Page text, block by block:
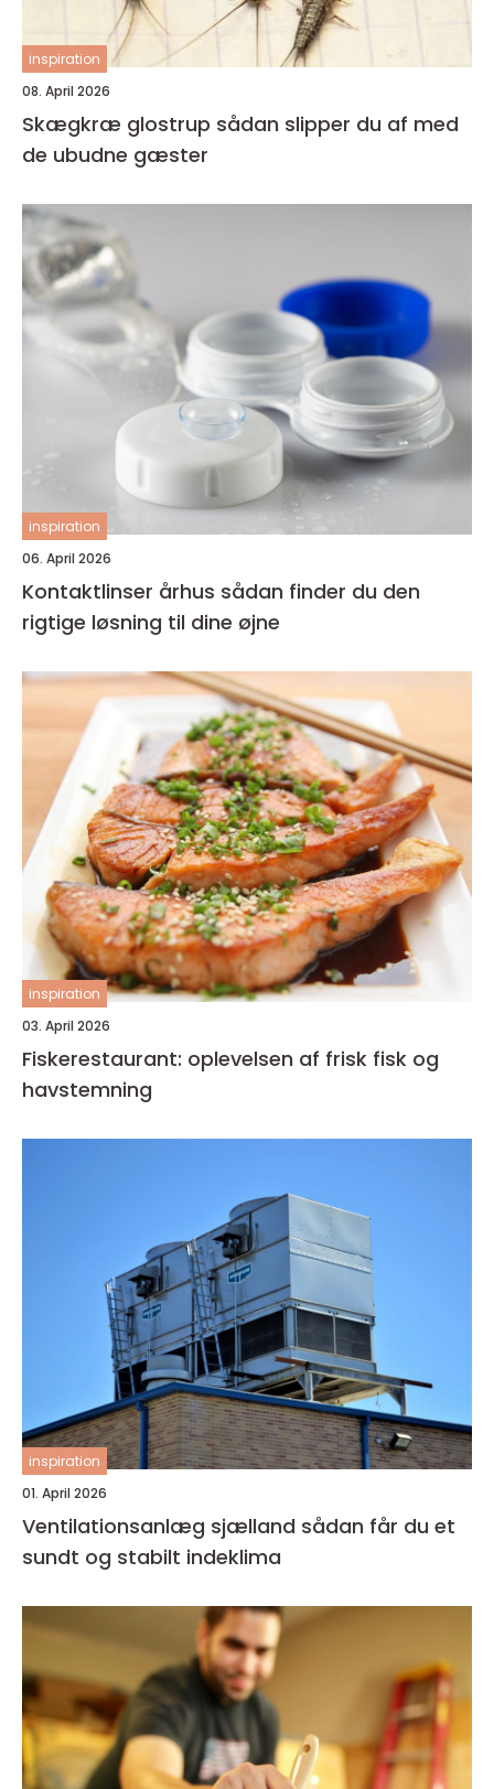
inspiration
08. April 2026
Skægkræ glostrup sådan slipper du af med
de ubudne gæster
inspiration
06. April 2026
Kontaktlinser århus sådan finder du den
rigtige løsning til dine øjne
inspiration
03. April 2026
Fiskerestaurant: oplevelsen af frisk fisk og
havstemning
inspiration
01. April 2026
Ventilationsanlæg sjælland sådan får du et
sundt og stabilt indeklima